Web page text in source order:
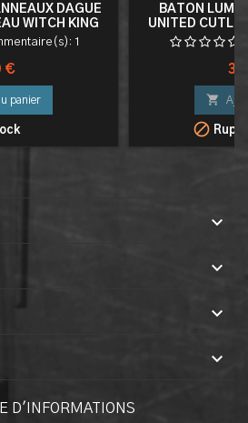
DAGUE
WITCH KING
MORGUL1
€
panier
BATON
UNITED
BATON






D'INFORMATIONS